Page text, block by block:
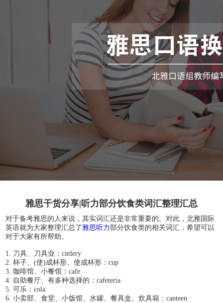
雅思干货分享|听力部分饮食类词汇整理汇总
对于备考雅思的人来说，其实词汇还是非常重要的。对此，北雅国际
英语就为大家整理汇总了雅思听力部分饮食类的相关词汇，希望可以
对于大家有所帮助。
1. 刀具、刀具业：cutlery
2. 杯子、(使)成杯形、使成杯形：cup
3. 咖啡馆、小餐馆：cafe
4. 自助餐厅、有多种选择的：cafeteria
5. 可乐：cola
6. 小卖部、食堂、小饭馆、水罐、餐具盒、炊具箱：canteen